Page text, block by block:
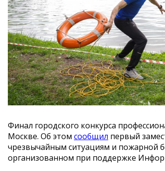
Финал городского конкурса
Москве. Об этом сообщил первый
чрезвычайным ситуациям и пожарной
организованном при поддержке